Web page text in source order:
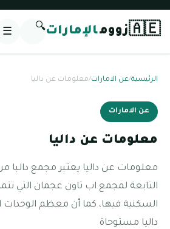
🇦🇪زوومالإمارات🔍
☰
الرئيسية/عن الامارات/معلومات عن داليا
عن الامارات
معلومات عن داليا
معلومات عن داليا يعتبر مجمع دالبا
التابعة لمجمع اب تاون عجمان التي
السكنية فيها، كما أن معظم
داليا مستوحاة